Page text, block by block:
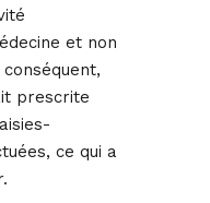
et non
prescrite
ce qui a